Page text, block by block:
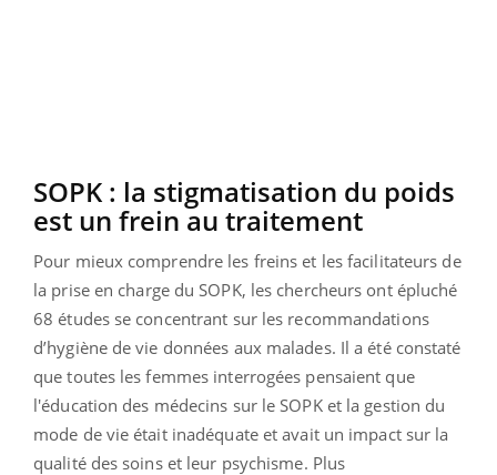
SOPK : la stigmatisation du poids
est un frein au traitement
Pour mieux comprendre les freins et les facilitateurs de
la prise en charge du SOPK, les chercheurs ont épluché
68 études se concentrant sur les recommandations
d’hygiène de vie données aux malades. Il a été constaté
que toutes les femmes interrogées pensaient que
l'éducation des médecins sur le SOPK et la gestion du
mode de vie était inadéquate et avait un impact sur la
qualité des soins et leur psychisme. Plus